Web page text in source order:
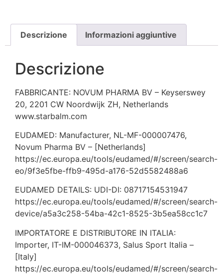
Descrizione Informazioni aggiuntive
Descrizione
FABBRICANTE: NOVUM PHARMA BV – Keyserswey
20, 2201 CW Noordwijk ZH, Netherlands
www.starbalm.com
EUDAMED: Manufacturer, NL-MF-000007476,
Novum Pharma BV – [Netherlands]
https://ec.europa.eu/tools/eudamed/#/screen/search-
eo/9f3e5fbe-ffb9-495d-a176-52d5582488a6
EUDAMED DETAILS: UDI-DI: 08717154531947
https://ec.europa.eu/tools/eudamed/#/screen/search-
device/a5a3c258-54ba-42c1-8525-3b5ea58cc1c7
IMPORTATORE E DISTRIBUTORE IN ITALIA:
Importer, IT-IM-000046373, Salus Sport Italia –
[Italy]
https://ec.europa.eu/tools/eudamed/#/screen/search-